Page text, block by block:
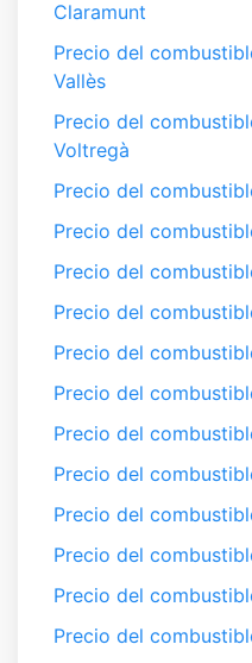
Claramunt
Precio del
Vallès
Precio del
Voltregà
Precio del
Precio del
Precio del
Precio del
Precio del
Precio del
Precio del
Precio del
Precio del
Precio del
Precio del
Precio del